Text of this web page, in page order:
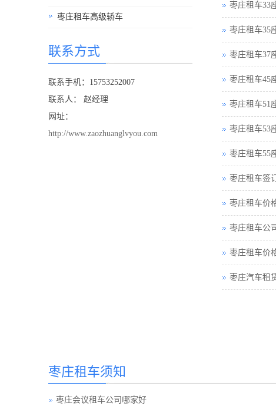
枣庄租车高级轿车
联系方式
联系手机：15753252007
联系人： 赵经理
网址：
http://www.zaozhuanglvyou.com
枣庄租车33
枣庄租车35
枣庄租车37
枣庄租车45
枣庄租车51
枣庄租车53
枣庄租车55
枣庄租车签
枣庄租车价
枣庄租车公
枣庄租车价
枣庄汽车租
枣庄租车须知
枣庄会议租车公司哪家好